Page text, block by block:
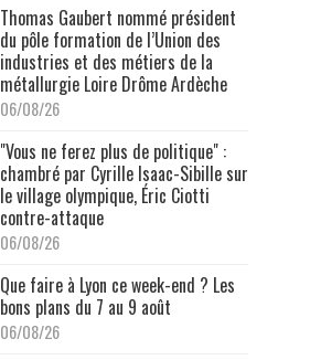
Thomas Gaubert nommé président
du pôle formation de l’Union des
industries et des métiers de la
métallurgie Loire Drôme Ardèche
06/08/26
"Vous ne ferez plus de politique" :
chambré par Cyrille Isaac-Sibille sur
le village olympique, Éric Ciotti
contre-attaque
06/08/26
Que faire à Lyon ce week-end ? Les
bons plans du 7 au 9 août
06/08/26